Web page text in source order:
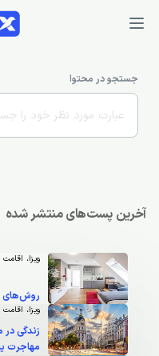
یابکسجستجو در محتوا
آخرین پست‌های منتشر شده
ویزا،
روش‌های
ویزا،
زندگی در
مهاجرت